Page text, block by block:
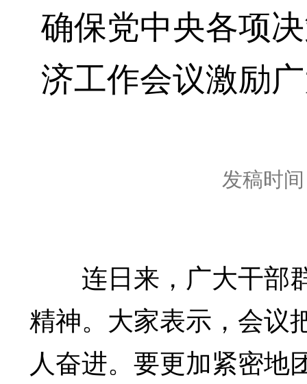
确保党中央各项
济工作会议激励
发稿时
连日来，广大干部
精神。大家表示，会议
人奋进。要更加紧密地